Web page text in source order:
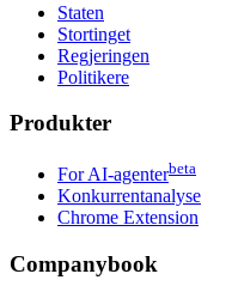
Staten
Stortinget
Regjeringen
Politikere
Produkter
For AI-agenterbeta
Konkurrentanalyse
Chrome Extension
Companybook